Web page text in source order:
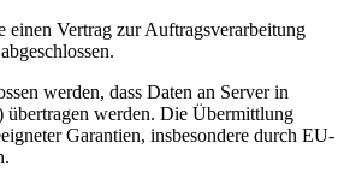
Vertrag zur Auftragsverarbeitung
werden, dass Daten an Server in
werden. Die Übermittlung
Garantien, insbesondere durch EU-